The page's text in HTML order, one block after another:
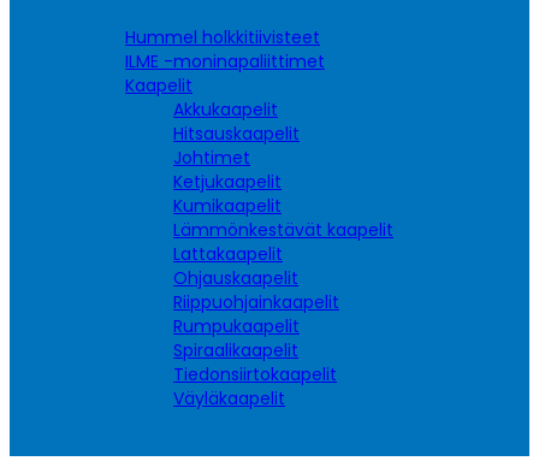
Hummel holkkitiivisteet
ILME -moninapaliittimet
Kaapelit
Akkukaapelit
Hitsauskaapelit
Johtimet
Ketjukaapelit
Kumikaapelit
Lämmönkestävät kaapelit
Lattakaapelit
Ohjauskaapelit
Riippuohjainkaapelit
Rumpukaapelit
Spiraalikaapelit
Tiedonsiirtokaapelit
Väyläkaapelit